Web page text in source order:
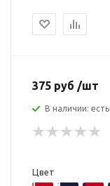
375 руб /шт
В наличии: есть
Цвет